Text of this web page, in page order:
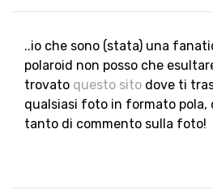
..io che sono (stata) una
polaroid non posso che
trovato questo sito dove ti
qualsiasi foto in formato pola,
tanto di commento sulla foto!